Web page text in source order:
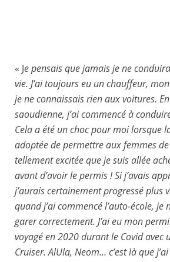
© Marcelo Murbach
« Je pensais que jamais je ne
vie. J’ai toujours eu un chauffeur,
je ne connaissais rien aux voitures.
saoudienne, j’ai commencé à
Cela a été un choc pour moi lorsque
adoptée de permettre aux femmes de
tellement excitée que je suis allée
avant d’avoir le permis ! Si j’avais
j’aurais certainement progressé plus
quand j’ai commencé l’auto-école, je
garer correctement. J’ai eu mon
voyagé en 2020 durant le Covid avec
Cruiser. AlUla, Neom… c’est là que